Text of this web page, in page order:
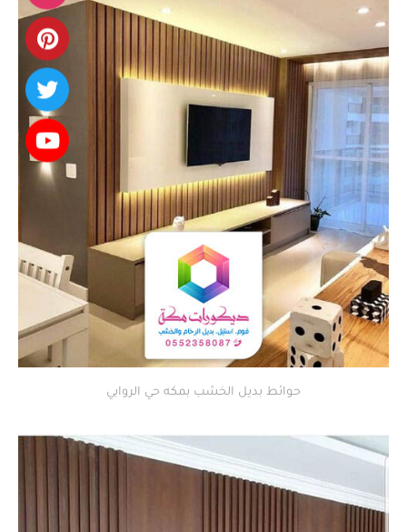
حوائط بديل الخشب بمكه حي الروابي